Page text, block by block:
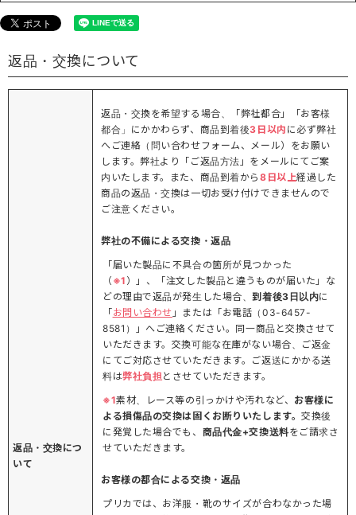
返品・交換について
返品・交換につ
いて
返品・交換を希望する場合、「弊社都合」「お客様
都合」にかかわらず、商品到着後3日以内 に必ず弊社
へご連絡（問い合わせフォーム、メール）をお願い
します。弊社より「ご返品方法」をメールにてご案
内いたします。また、商品到着から 8日以上経過した
商品の返品・交換は一切お受け付けできませんので
ご注意ください。
弊社の不備による交換・返品
「届いた製品に不具合の箇所が見つかった
（ ※1 ）」、「注文した製品と違うものが届いた」な
どの理由で返品が発生した場合、到着後3日以内に
「お問い合わせ 」または「お電話（03-6457-
8581）」へご連絡ください。同一商品と交換させて
いただきます。交換可能な在庫がない場合、ご返金
にてご対応させていただきます。ご返送にかかる送
料は弊社負担とさせていただきます。
※1素材、レース等の引っかけや汚れなど、 お客様に
よる損傷品の交換は固くお断りいたします。交換後
に発覚した場合でも、 商品代金+交換送料をご請求さ
せていただきます。
お客様の都合による交換・返品
プリカでは、お洋服・靴のサイズが合わなかった場